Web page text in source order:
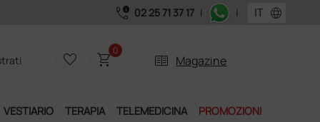
il servizio "Ds Club", un anno di spedizioni a 39,90 euro + IVA!
call_quality 02 25 71 37 17 | | language
favorite_border shopping_cart0
two_pager Magazine
VESTIARIO TERAPIA TELEMEDICINA PROMOZIONI